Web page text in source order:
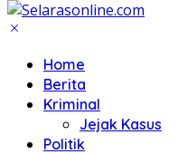
Home
Berita
Kriminal
Jejak Kasus
Politik